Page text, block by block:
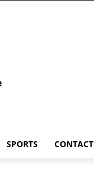
SPORTS CONTACT